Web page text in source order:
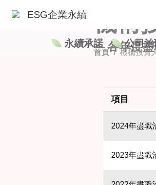
ESG企業永續
永續承諾 公司治
機構
—各年度
首頁 / 機構投資
項目
2024年盡職
2023年盡職